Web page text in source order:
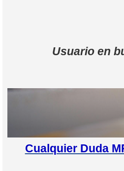
Usuario en
Cualquier Duda